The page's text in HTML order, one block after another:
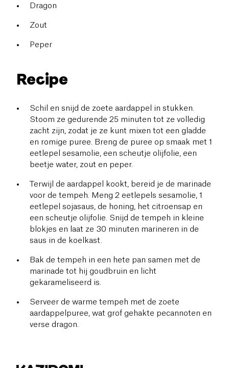
Dragon
Zout
Peper
Recipe
Schil en snijd de zoete aardappel in stukken.
Stoom ze gedurende 25 minuten tot ze volledig
zacht zijn, zodat je ze kunt mixen tot een gladde
en romige puree. Breng de puree op smaak met 1
eetlepel sesamolie, een scheutje olijfolie, een
beetje water, zout en peper.
Terwijl de aardappel kookt, bereid je de marinade
voor de tempeh. Meng 2 eetlepels sesamolie, 1
eetlepel sojasaus, de honing, het citroensap en
een scheutje olijfolie. Snijd de tempeh in kleine
blokjes en laat ze 30 minuten marineren in de
saus in de koelkast.
Bak de tempeh in een hete pan samen met de
marinade tot hij goudbruin en licht
gekarameliseerd is.
Serveer de warme tempeh met de zoete
aardappelpuree, wat grof gehakte pecannoten en
verse dragon.